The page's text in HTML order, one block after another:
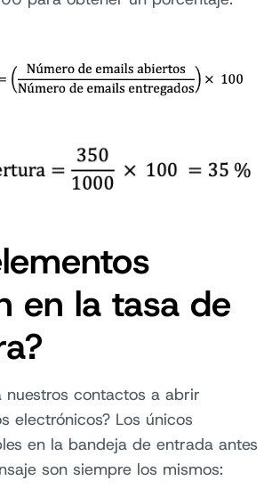
en la tasa de
nuestros contactos a abrir
electrónicos? Los únicos
en la bandeja de entrada antes
son siempre los mismos: